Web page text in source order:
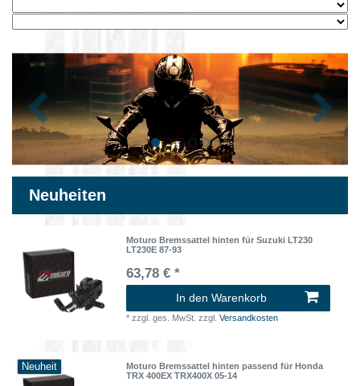
Zurück
Neuheiten
Moturo Bremssattel hinten für Suzuki LT230
LT230E 87-93
63,78 € *
In den Warenkorb
*zzgl. ges. MwSt. zzgl.Versandkosten
Neuheit
Moturo Bremssattel hinten passend für Honda
TRX 400EX TRX400X 05-14